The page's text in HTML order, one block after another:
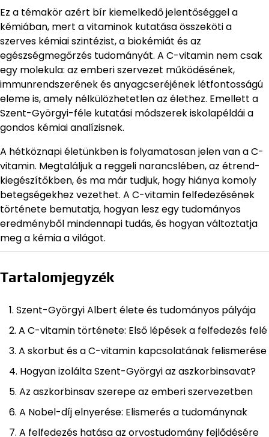
Ez a témakör azért bír kiemelkedő jelentőséggel a
kémiában, mert a vitaminok kutatása összeköti a
szerves kémiai szintézist, a biokémiát és az
egészségmegőrzés tudományát. A C-vitamin nem csak
egy molekula: az emberi szervezet működésének,
immunrendszerének és anyagcseréjének létfontosságú
eleme is, amely nélkülözhetetlen az élethez. Emellett a
Szent-Györgyi-féle kutatási módszerek iskolapéldái a
gondos kémiai analízisnek.
A hétköznapi életünkben is folyamatosan jelen van a C-
vitamin. Megtaláljuk a reggeli narancslében, az étrend-
kiegészítőkben, és ma már tudjuk, hogy hiánya komoly
betegségekhez vezethet. A C-vitamin felfedezésének
története bemutatja, hogyan lesz egy tudományos
eredményből mindennapi tudás, és hogyan változtatja
meg a kémia a világot.
Tartalomjegyzék
Szent-Györgyi Albert élete és tudományos pályája
A C-vitamin története: Első lépések a felfedezés felé
A skorbut és a C-vitamin kapcsolatának felismerése
Hogyan izolálta Szent-Györgyi az aszkorbinsavat?
Az aszkorbinsav szerepe az emberi szervezetben
A Nobel-díj elnyerése: Elismerés a tudománynak
A felfedezés hatása az orvostudomány fejlődésére